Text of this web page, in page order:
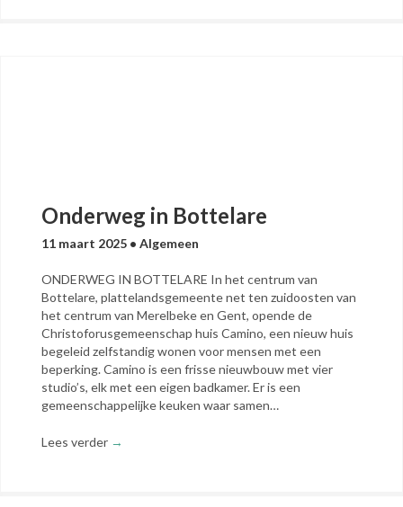
Onderweg in Bottelare
11 maart 2025 • Algemeen
ONDERWEG IN BOTTELARE In het centrum van
Bottelare, plattelandsgemeente net ten zuidoosten van
het centrum van Merelbeke en Gent, opende de
Christoforusgemeenschap huis Camino, een nieuw huis
begeleid zelfstandig wonen voor mensen met een
beperking. Camino is een frisse nieuwbouw met vier
studio’s, elk met een eigen badkamer. Er is een
gemeenschappelijke keuken waar samen…
Lees verder →